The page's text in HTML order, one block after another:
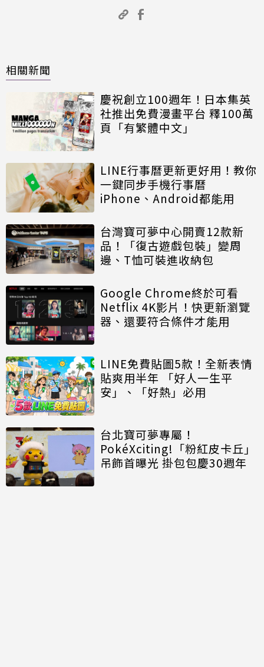
相關新聞
慶祝創立100週年！日本集英
社推出免費漫畫平台 釋100萬
頁「有繁體中文」
LINE行事曆更新更好用！教你
一鍵同步手機行事曆
iPhone、Android都能用
台灣寶可夢中心開賣12款新
品！「復古遊戲包裝」變周
邊、T恤可裝進收納包
Google Chrome終於可看
Netflix 4K影片！快更新瀏覽
器、還要符合條件才能用
LINE免費貼圖5款！全新表情
貼爽用半年 「好人一生平
安」、「好熱」必用
台北寶可夢專屬！
PokéXciting!「粉紅皮卡丘」
吊飾首曝光 掛包包慶30週年